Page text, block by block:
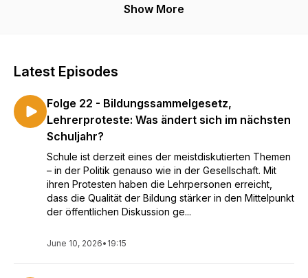
Show More
Latest Episodes
Folge 22 - Bildungssammelgesetz,
Lehrerproteste: Was ändert sich im nächsten
Schuljahr?
Schule ist derzeit eines der meistdiskutierten Themen
– in der Politik genauso wie in der Gesellschaft. Mit
ihren Protesten haben die Lehrpersonen erreicht,
dass die Qualität der Bildung stärker in den Mittelpunkt
der öffentlichen Diskussion ge...
June 10, 2026• 19:15